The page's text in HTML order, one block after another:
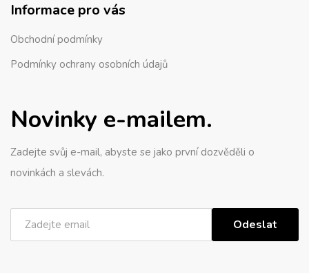
Informace pro vás
Obchodní podmínky
Podmínky ochrany osobních údajů
Novinky e-mailem.
Zadejte svůj e-mail, abyste se jako první dozvěděli o
novinkách a slevách.
Odeslat